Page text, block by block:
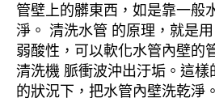
管壁上的髒東西，如是靠一般
淨。 清洗水管 的原理，就是
弱酸性，可以軟化水管內壁的
清洗機 脈衝波沖出汙垢。這樣
的狀況下，把水管內壁洗乾淨。